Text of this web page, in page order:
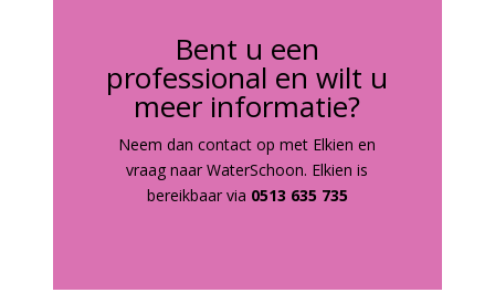
Bent u een
professional en wilt u
meer informatie?
Neem dan contact op met Elkien en
vraag naar WaterSchoon. Elkien is
bereikbaar via 0513 635 735